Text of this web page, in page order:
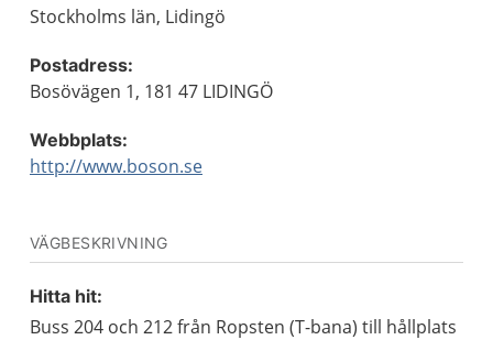
Stockholms län, Lidingö
Postadress:
Bosövägen 1, 181 47 LIDINGÖ
Webbplats:
http://www.boson.se
VÄGBESKRIVNING
Hitta hit:
Buss 204 och 212 från Ropsten (T-bana) till hållplats